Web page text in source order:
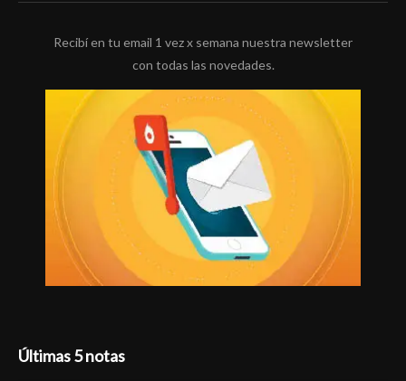
Recibí en tu email 1 vez x semana nuestra newsletter
con todas las novedades.
Últimas 5 notas